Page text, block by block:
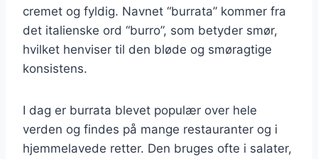
cremet og fyldig. Navnet “burrata” kommer fra
det italienske ord “burro”, som betyder smør,
hvilket henviser til den bløde og smøragtige
konsistens.
I dag er burrata blevet populær over hele
verden og findes på mange restauranter og i
hjemmelavede retter. Den bruges ofte i salater,